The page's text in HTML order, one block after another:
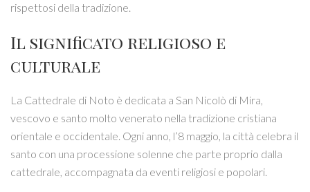
rispettosi della tradizione.
Il significato religioso e
culturale
La Cattedrale di Noto è dedicata a San Nicolò di Mira,
vescovo e santo molto venerato nella tradizione cristiana
orientale e occidentale. Ogni anno, l’8 maggio, la città celebra il
santo con una processione solenne che parte proprio dalla
cattedrale, accompagnata da eventi religiosi e popolari.